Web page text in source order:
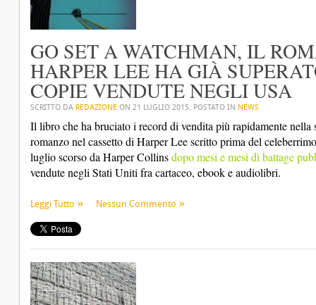
GO SET A WATCHMAN, IL
HARPER LEE HA GIÀ
COPIE VENDUTE NEGLI USA
SCRITTO DA REDAZIONE ON 21 LUGLIO 2015. POSTATO IN NEWS
Il libro che ha bruciato i record di vendita più rapidamente
romanzo nel cassetto di Harper Lee scritto prima del
luglio scorso da Harper Collinsdopo mesi e mesi di battage
vendute negli Stati Uniti fra cartaceo, ebook e audiolibri.
Leggi Tutto Nessun Commento